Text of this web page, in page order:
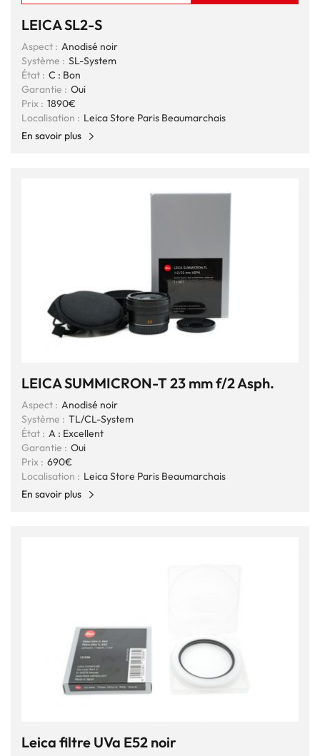
LEICA SL2-S
Aspect : Anodisé noir
Système : SL-System
État : C : Bon
Garantie : Oui
Prix : 1890€
Localisation : Leica Store Paris Beaumarchais
En savoir plus
LEICA SUMMICRON-T 23 mm f/2 Asph.
Aspect : Anodisé noir
Système : TL/CL-System
État : A : Excellent
Garantie : Oui
Prix : 690€
Localisation : Leica Store Paris Beaumarchais
En savoir plus
Leica filtre UVa E52 noir